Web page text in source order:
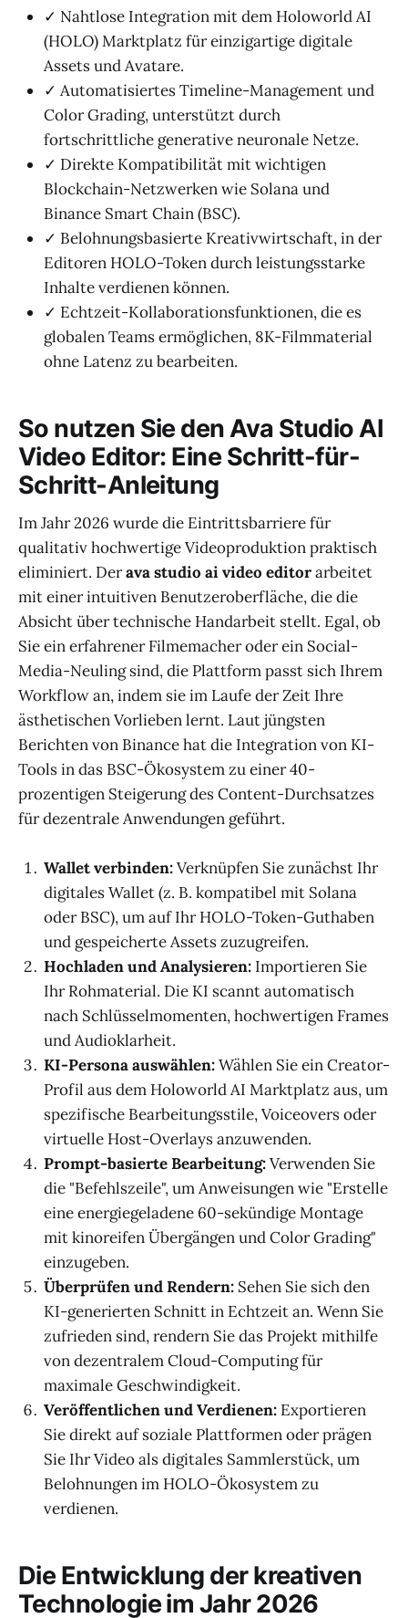
✓ Nahtlose Integration mit dem Holoworld AI
(HOLO) Marktplatz für einzigartige digitale
Assets und Avatare.
✓ Automatisiertes Timeline-Management und
Color Grading, unterstützt durch
fortschrittliche generative neuronale Netze.
✓ Direkte Kompatibilität mit wichtigen
Blockchain-Netzwerken wie Solana und
Binance Smart Chain (BSC).
✓ Belohnungsbasierte Kreativwirtschaft, in der
Editoren HOLO-Token durch leistungsstarke
Inhalte verdienen können.
✓ Echtzeit-Kollaborationsfunktionen, die es
globalen Teams ermöglichen, 8K-Filmmaterial
ohne Latenz zu bearbeiten.
So nutzen Sie den Ava Studio AI
Video Editor: Eine Schritt-für-
Schritt-Anleitung
Im Jahr 2026 wurde die Eintrittsbarriere für
qualitativ hochwertige Videoproduktion praktisch
eliminiert. Derava studio ai video editorarbeitet
mit einer intuitiven Benutzeroberfläche, die die
Absicht über technische Handarbeit stellt. Egal, ob
Sie ein erfahrener Filmemacher oder ein Social-
Media-Neuling sind, die Plattform passt sich Ihrem
Workflow an, indem sie im Laufe der Zeit Ihre
ästhetischen Vorlieben lernt. Laut jüngsten
Berichten von Binance hat die Integration von KI-
Tools in das BSC-Ökosystem zu einer 40-
prozentigen Steigerung des Content-Durchsatzes
für dezentrale Anwendungen geführt.
Wallet verbinden:Verknüpfen Sie zunächst Ihr
digitales Wallet (z. B. kompatibel mit Solana
oder BSC), um auf Ihr HOLO-Token-Guthaben
und gespeicherte Assets zuzugreifen.
Hochladen und Analysieren: Importieren Sie
Ihr Rohmaterial. Die KI scannt automatisch
nach Schlüsselmomenten, hochwertigen Frames
und Audioklarheit.
KI-Persona auswählen:Wählen Sie ein Creator-
Profil aus dem Holoworld AI Marktplatz aus, um
spezifische Bearbeitungsstile, Voiceovers oder
virtuelle Host-Overlays anzuwenden.
Prompt-basierte Bearbeitung:Verwenden Sie
die "Befehlszeile", um Anweisungen wie "Erstelle
eine energiegeladene 60-sekündige Montage
mit kinoreifen Übergängen und Color Grading"
einzugeben.
Überprüfen und Rendern: Sehen Sie sich den
KI-generierten Schnitt in Echtzeit an. Wenn Sie
zufrieden sind, rendern Sie das Projekt mithilfe
von dezentralem Cloud-Computing für
maximale Geschwindigkeit.
Veröffentlichen und Verdienen: Exportieren
Sie direkt auf soziale Plattformen oder prägen
Sie Ihr Video als digitales Sammlerstück, um
Belohnungen im HOLO-Ökosystem zu
verdienen.
Die Entwicklung der kreativen
Technologie im Jahr 2026